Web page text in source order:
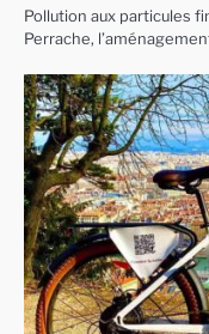
Pollution aux particules
Perrache,